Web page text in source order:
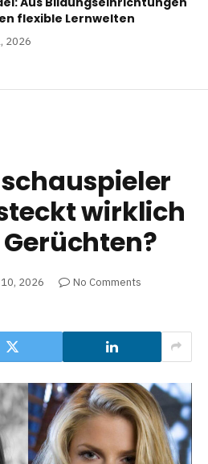
flexible Lernwelten
2026
wirklich
10, 2026
No Comments